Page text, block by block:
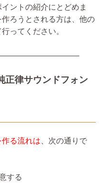
ントの紹介にとどめま
ろうとされる方は、他の
ってください。
律サウンドフォン
作る流れは 、次の通りで
する